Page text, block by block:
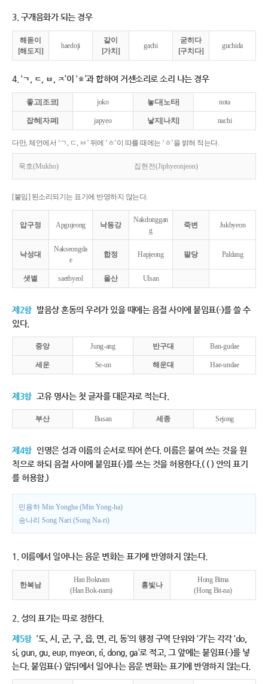
3. 구개음화가 되는 경우
해돋이
[해도지]
haedoji
같이
[가치]
gachi
굳히다
[구치다]
guchida
4. ‘ㄱ, ㄷ, ㅂ, ㅈ’이 ‘ㅎ’과 합하여 거센소리로 소리 나는 경우
좋고[조코] joko 놓다[노타] nota
잡혀[자펴] japyeo 낳지[나치] nachi
다만, 체언에서 ‘ㄱ, ㄷ, ㅂ’ 뒤에 ‘ㅎ’이 따를 때에는 ‘ㅎ’을 밝혀 적는다.
묵호(Mukho) 집현전(Jiphyeonjeon)
[붙임] 된소리되기는 표기에 반영하지 않는다.
압구정 Apgujeong 낙동강
Nakdonggan
g
죽변 Jukbyeon
낙성대
Nakseongda
e
합정 Hapjeong 팔당 Paldang
샛별 saetbyeol 울산 Ulsan
제2항 발음상 혼동의 우려가 있을 때에는 음절 사이에 붙임표(-)를 쓸 수
있다.
중앙 Jung-ang 반구대 Ban-gudae
세운 Se-un 해운대 Hae-undae
제3항 고유 명사는 첫 글자를 대문자로 적는다.
부산 Busan 세종 Sejong
제4항 인명은 성과 이름의 순서로 띄어 쓴다. 이름은 붙여 쓰는 것을 원
칙으로 하되 음절 사이에 붙임표(-)를 쓰는 것을 허용한다.( ( ) 안의 표기
를 허용함.)
민용하 Min Yongha (Min Yong-ha)
송나리 Song Nari (Song Na-ri)
1. 이름에서 일어나는 음운 변화는 표기에 반영하지 않는다.
한복남
Han Boknam
(Han Bok-nam)
홍빛나
Hong Bitna
(Hong Bit-na)
2. 성의 표기는 따로 정한다.
제5항 ‘도, 시, 군, 구, 읍, 면, 리, 동’의 행정 구역 단위와 ‘가’는 각각 ‘do,
si, gun, gu, eup, myeon, ri, dong, ga’로 적고, 그 앞에는 붙임표(-)를 넣
는다. 붙임표(-) 앞뒤에서 일어나는 음운 변화는 표기에 반영하지 않는다.